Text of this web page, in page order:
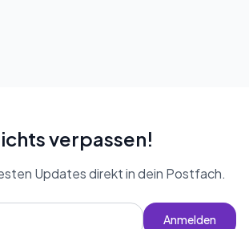
verpassen!
Updates direkt in dein Postfach.
Anmelden